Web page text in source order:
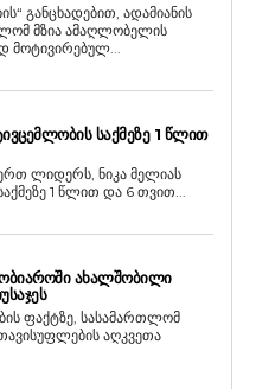
განცხადებით, ადამიანის
მზია ამაღლობელის
ᲡᲐᲥᲛᲔᲖᲔ 1 ᲬᲚᲘᲗ
ლიდერს, ნიკა მელიას
1 წლით და 6 თვით...
ᲐᲮᲐᲚᲨᲝᲑᲘᲚᲘ
ფაქტზე, სასამართლომ
აღკვეთა